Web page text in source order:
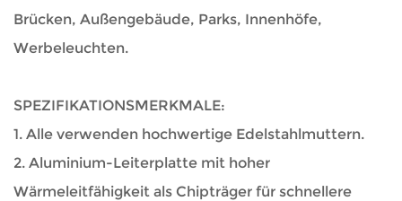
Brücken, Außengebäude, Parks, Innenhöfe,
Werbeleuchten.
SPEZIFIKATIONSMERKMALE:
1. Alle verwenden hochwertige Edelstahlmuttern.
2. Aluminium-Leiterplatte mit hoher
Wärmeleitfähigkeit als Chipträger für schnellere